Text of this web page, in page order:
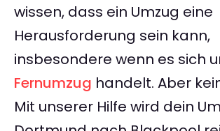
wissen, dass ein Umzug eine
Herausforderung sein kann,
insbesondere wenn es sich
Fernumzug handelt. Aber
Mit unserer Hilfe wird dein